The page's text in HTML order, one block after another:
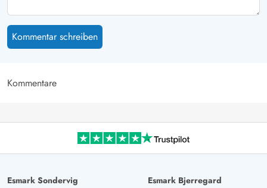
Kommentar schreiben
Kommentare
Esmark Sondervig
Esmark Bjerregard